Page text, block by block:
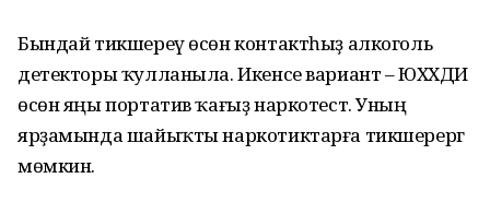
Бындай тикшереү өсөн контактһыҙ алкоголь
детекторы ҡулланыла. Икенсе вариант – ЮХХДИ
өсөн яңы портатив ҡағыҙ наркотест. Уның
ярҙамында шайыҡты наркотиктарға тикшерергә
мөмкин.